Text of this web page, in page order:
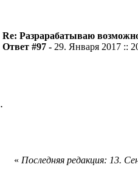
Re: Разрарабатываю
Ответ #97 - 29. Января 2017 ::
.
« Последняя редакция: 13.